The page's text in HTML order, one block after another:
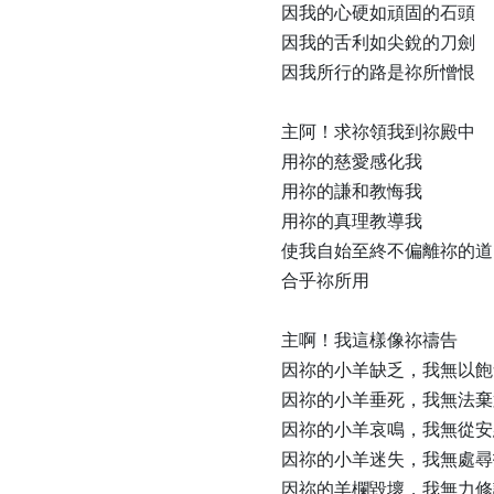
因我的心硬如頑固的石頭
因我的舌利如尖銳的刀劍
因我所行的路是祢所憎恨
主阿！求祢領我到祢殿中
用祢的慈愛感化我
用祢的謙和教悔我
用祢的真理教導我
使我自始至終不偏離祢的道
合乎祢所用
主啊！我這樣像祢禱告
因祢的小羊缺乏，我無以
因祢的小羊垂死，我無法
因祢的小羊哀鳴，我無從
因祢的小羊迷失，我無處
因祢的羊欄毀壞，我無力